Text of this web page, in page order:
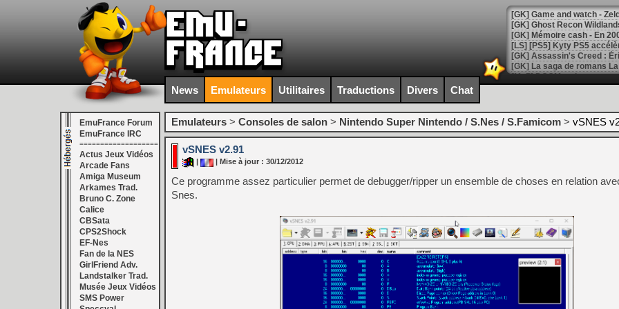
[Mo5] DOOM arrive en
[GK] Bethesda fête les 30
[GK] Roblox : l'action en
[GK] Agenda - GeForce
[LS] [PS5] ps5-y2jb-
[GK] Pourquoi Marvel
[GK] Test : Restory : Chill
[GK] GTA 6 : Rockstar
[GK] Hot Wheels Infinite
[GK] Mémoire cash -
[GK] Résultats Nintendo :
[GK] Déjà des
[Mo5] Brickboy cherche à
[GK] Minecraft et ses «
News Emulateurs Utilitaires Traductions Divers Chat
EmuFrance Forum
EmuFrance IRC
===================
Actus Jeux Vidéos
Arcade Fans
Amiga Museum
Arkames Trad.
Bruno C. Zone
Calice
CBSata
CPS2Shock
EF-Nes
Fan de la NES
GirlFriend Adv.
Landstalker Trad.
Musée Jeux Vidéos
SMS Power
Emulateurs > Consoles de salon > Nintendo Super Nintendo / S.Nes / S.Famicom > vSNES
vSNES v2.91
| Mise à jour : 30/12/2012
Ce programme assez particulier permet de debugger/ripper un ensemble de choses en relation
Snes.